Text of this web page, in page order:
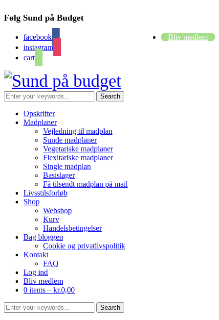
Følg Sund på Budget
facebook
instagram
cart
Bliv medlem
Opskrifter
Madplaner
Vejledning til madplan
Sunde madplaner
Vegetariske madplaner
Flexitariske madplaner
Single madplan
Basislager
Få tilsendt madplan på mail
Livsstilsforløb
Shop
Webshop
Kurv
Handelsbetingelser
Bag bloggen
Cookie og privatlivspolitik
Kontakt
FAQ
Log ind
Bliv medlem
0 items – kr.0,00